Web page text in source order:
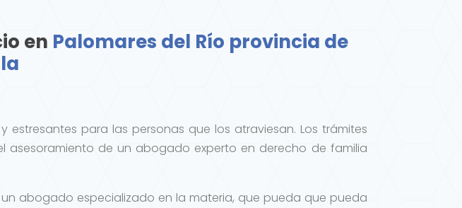
en Palomares del Río provincia de
para las personas que los atraviesan. Los trámites
asesoramiento de un abogado experto en derecho de familia
abogado especializado en la materia, que pueda que pueda